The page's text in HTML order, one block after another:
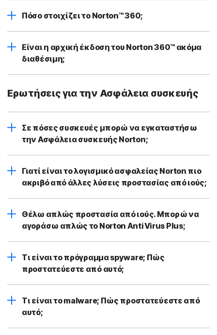
Πόσο στοιχίζει το Norton™ 360;
Είναι η αρχική έκδοση του Norton 360™ ακόμα
διαθέσιμη;
Ερωτήσεις για την Ασφάλεια συσκευής
Σε πόσες συσκευές μπορώ να εγκαταστήσω
την Ασφάλεια συσκευής Norton;
Γιατί είναι το λογισμικό ασφαλείας Norton πιο
ακριβό από άλλες λύσεις προστασίας από ιούς;
Θέλω απλώς προστασία από ιούς. Μπορώ να
αγοράσω απλώς το Norton AntiVirus Plus;
Τι είναι το πρόγραμμα spyware; Πώς
προστατεύεστε από αυτό;
Τι είναι το malware; Πώς προστατεύεστε από
αυτό;